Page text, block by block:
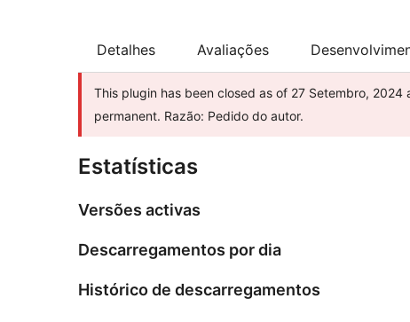
Detalhes Avaliações
This plugin has been closed as of 27 Setembro,
permanent. Razão: Pedido do autor.
Estatísticas
Versões activas
Descarregamentos por dia
Histórico de descarregamentos